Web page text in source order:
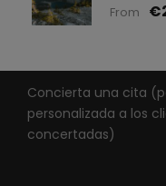
From
Concierta una cita
personalizada a los
concertadas)